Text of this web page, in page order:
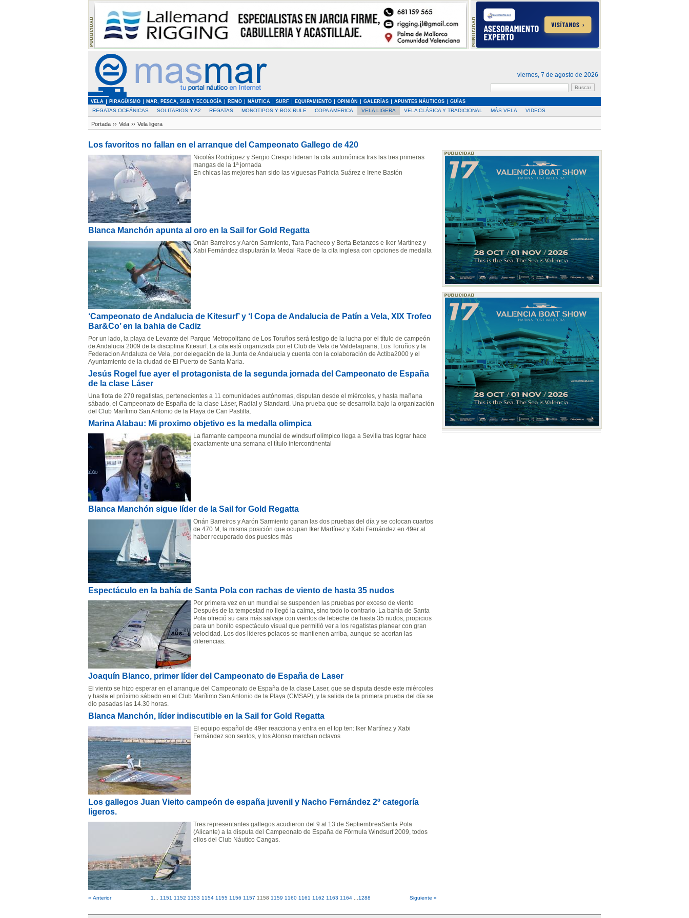
viernes, 7 de agosto de 2026
VELA PIRAGÜISMO MAR, PESCA, SUB Y ECOLOGÍA REMO NÁUTICA SURF EQUIPAMIENTO OPINIÓN GALERÍAS APUNTES NÁUTICOS GUÍAS
REGATAS OCEÁNICAS SOLITARIOS Y A2 REGATAS MONOTIPOS Y BOX RULE COPA AMERICA VELA LIGERA VELA CLÁSICA Y TRADICIONAL MÁS VELA VIDEOS
Portada ›› Vela ›› Vela ligera
Los favoritos no fallan en el arranque del Campeonato Gallego de 420
Nicolás Rodríguez y Sergio Crespo lideran la cita autonómica tras las tres primeras
mangas de la 1ª jornada
En chicas las mejores han sido las viguesas Patricia Suárez e Irene Bastón
Blanca Manchón apunta al oro en la Sail for Gold Regatta
Onán Barreiros y Aarón Sarmiento, Tara Pacheco y Berta Betanzos e Iker Martínez y
Xabi Fernández disputarán la Medal Race de la cita inglesa con opciones de medalla
‘Campeonato de Andalucia de Kitesurf’ y ‘I Copa de Andalucia de Patín a Vela, XIX Trofeo
Bar&Co’ en la bahia de Cadiz
Por un lado, la playa de Levante del Parque Metropolitano de Los Toruños será testigo de la lucha por el título de campeón
de Andalucia 2009 de la disciplina Kitesurf. La cita está organizada por el Club de Vela de Valdelagrana, Los Toruños y la
Federacion Andaluza de Vela, por delegación de la Junta de Andalucia y cuenta con la colaboración de Actiba2000 y el
Ayuntamiento de la ciudad de El Puerto de Santa Maria.
Jesús Rogel fue ayer el protagonista de la segunda jornada del Campeonato de España
de la clase Láser
Una flota de 270 regatistas, pertenecientes a 11 comunidades autónomas, disputan desde el miércoles, y hasta mañana
sábado, el Campeonato de España de la clase Láser, Radial y Standard. Una prueba que se desarrolla bajo la organización
del Club Marítimo San Antonio de la Playa de Can Pastilla.
Marina Alabau: Mi proximo objetivo es la medalla olimpica
La flamante campeona mundial de windsurf olímpico llega a Sevilla tras lograr hace
exactamente una semana el título intercontinental
Blanca Manchón sigue líder de la Sail for Gold Regatta
Onán Barreiros y Aarón Sarmiento ganan las dos pruebas del día y se colocan cuartos
de 470 M, la misma posición que ocupan Iker Martínez y Xabi Fernández en 49er al
haber recuperado dos puestos más
Espectáculo en la bahía de Santa Pola con rachas de viento de hasta 35 nudos
Por primera vez en un mundial se suspenden las pruebas por exceso de viento
Después de la tempestad no llegó la calma, sino todo lo contrario. La bahía de Santa
Pola ofreció su cara más salvaje con vientos de lebeche de hasta 35 nudos, propicios
para un bonito espectáculo visual que permitió ver a los regatistas planear con gran
velocidad. Los dos líderes polacos se mantienen arriba, aunque se acortan las
diferencias.
Joaquín Blanco, primer líder del Campeonato de España de Laser
El viento se hizo esperar en el arranque del Campeonato de España de la clase Laser, que se disputa desde este miércoles
y hasta el próximo sábado en el Club Marítimo San Antonio de la Playa (CMSAP), y la salida de la primera prueba del día se
dio pasadas las 14.30 horas.
Blanca Manchón, líder indiscutible en la Sail for Gold Regatta
El equipo español de 49er reacciona y entra en el top ten: Iker Martínez y Xabi
Fernández son sextos, y los Alonso marchan octavos
Los gallegos Juan Vieito campeón de españa juvenil y Nacho Fernández 2º categoría
ligeros.
Tres representantes gallegos acudieron del 9 al 13 de SeptiembreaSanta Pola
(Alicante) a la disputa del Campeonato de España de Fórmula Windsurf 2009, todos
ellos del Club Náutico Cangas.
« Anterior Siguiente »
1... 1151 1152 1153 1154 1155 1156 1157 1158 1159 1160 1161 1162 1163 1164 ...1288